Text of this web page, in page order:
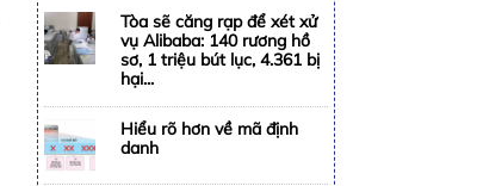
Tòa sẽ căng rạp để xét xử
vụ Alibaba: 140 rương hồ
sơ, 1 triệu bút lục, 4.361 bị
hại...
Hiểu rõ hơn về mã định
danh